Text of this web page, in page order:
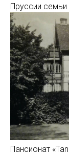
Пруссии
Пансионат